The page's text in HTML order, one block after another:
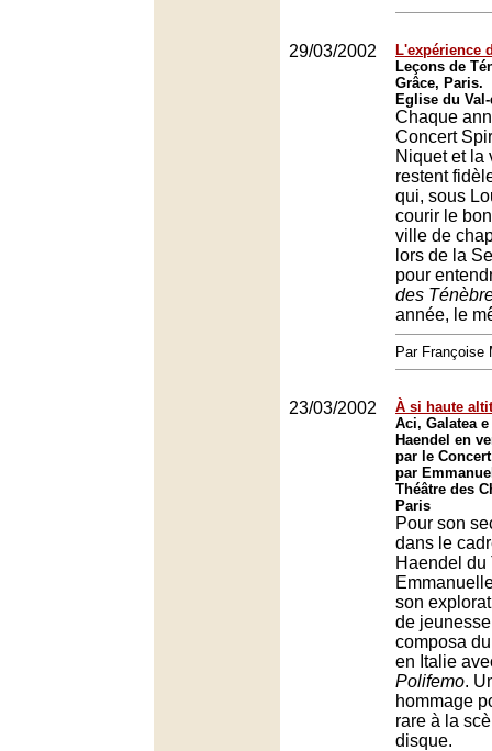
29/03/2002
L'expérience
Leçons de
Grâce, Paris.
Eglise du
Chaque
Concert
Niquet et la
restent
qui, sous
courir le
ville de
lors de la
pour
des
année, le
Par Françoise
23/03/2002
À si haute
Aci, Galatea
Haendel en
par le
par
Théâtre des
Paris
Pour son
dans le
Haendel du
son
de
composa
en Italie
Polifemo.
hommage
rare à la
disque.